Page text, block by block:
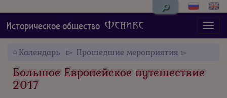
🔎
Историческое общество Феникс
Календарь Прошедшие мероприятия
Большое Европейское путешествие
2017